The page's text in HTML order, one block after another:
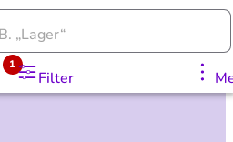
Filter
1